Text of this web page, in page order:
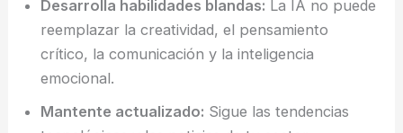
Desarrolla habilidades blandas: La IA no puede
reemplazar la creatividad, el pensamiento
crítico, la comunicación y la inteligencia
emocional.
Mantente actualizado: Sigue las tendencias